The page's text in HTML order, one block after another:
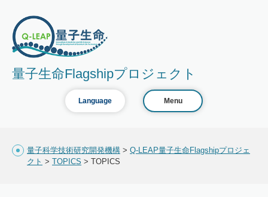
量子生命Flagshipプロジェクト
Language Menu
量子科学技術研究開発機構 > Q-LEAP量子生命Flagshipプロジェ
クト > TOPICS > TOPICS